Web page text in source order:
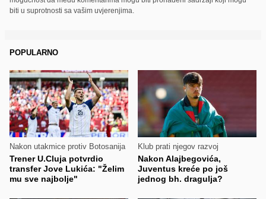
biti u suprotnosti sa vašim uvjerenjima.
POPULARNO
Nakon utakmice protiv Botosanija
Trener U.Cluja potvrdio
transfer Jove Lukića: "Želim
mu sve najbolje"
Klub prati njegov razvoj
Nakon Alajbegovića,
Juventus kreće po još
jednog bh. dragulja?